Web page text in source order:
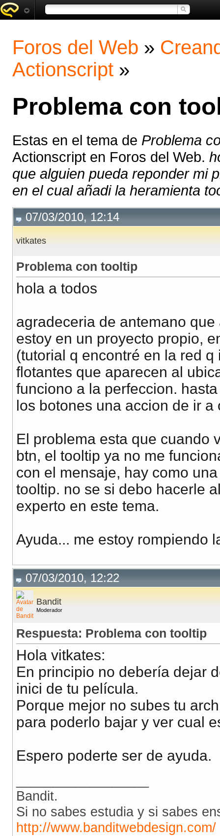
Foros del Web »
Actionscript »
Problema con
Estas en el tema de Problema
Actionscript en Foros del Web.
que alguien pueda reponder mi
en el cual añadi la heramienta
07/03/2010, 12:14
vitkates
Problema con tooltip
hola a todos
agradeceria de antemano
estoy en un proyecto propio,
(tutorial q encontré en la red
flotantes que aparecen al
funciono a la perfeccion.
los botones una accion de ir
El problema esta que cuando
btn, el tooltip ya no me
con el mensaje, hay como
tooltip. no se si debo hacerle
experto en este tema.
Ayuda... me estoy rompiendo
07/03/2010, 12:22
Bandit
Moderador
Respuesta: Problema con tooltip
Hola vitkates:
En principio no debería dejar
inici de tu película.
Porque mejor no subes tu
para poderlo bajar y ver cual
Espero poderte ser de ayuda.
Bandit.
Si no sabes estudia y si sabes
http://www.banditwebdesign.com/